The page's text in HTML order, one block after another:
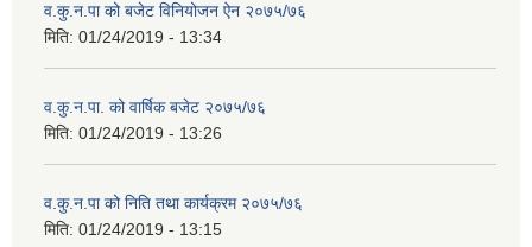
व.कु.न.पा को बजेट विनियोजन ऐन २०७५/७६
मिति: 01/24/2019 - 13:34
व.कु.न.पा. को वार्षिक बजेट २०७५/७६
मिति: 01/24/2019 - 13:26
व.कु.न.पा को निति तथा कार्यक्रम २०७५/७६
मिति: 01/24/2019 - 13:15